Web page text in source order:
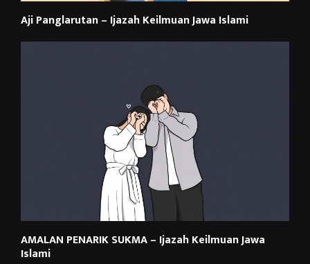
Aji Panglarutan – Ijazah Keilmuan Jawa Islami
AMALAN PENARIK SUKMA – Ijazah Keilmuan Jawa
Islami